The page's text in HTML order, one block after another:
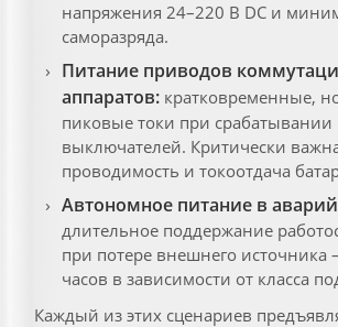
напряжения 24–220 В DC и
саморазряда.
Питание приводов
аппаратов: кратковременные,
пиковые токи при срабатывании
выключателей. Критически
проводимость и токоотдача
Автономное питание в
длительное поддержание
при потере внешнего источника
часов в зависимости от класса
Каждый из этих сценариев